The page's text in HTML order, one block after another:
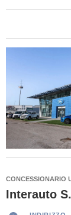
CONCESSIONARIO
Interauto